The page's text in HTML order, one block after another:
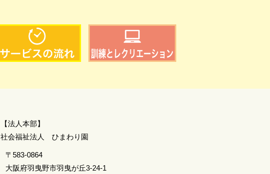
【法人本部】
​社会福祉法人 ひまわり園
〒583-0864
大阪府羽曳野市羽曳が丘3-24-1